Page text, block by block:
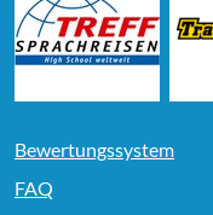
Bewertungssystem
FAQ